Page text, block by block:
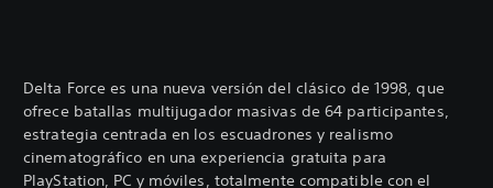
Delta Force es una nueva versión del clásico de 1998, que
ofrece batallas multijugador masivas de 64 participantes,
estrategia centrada en los escuadrones y realismo
cinematográfico en una experiencia gratuita para
PlayStation, PC y móviles, totalmente compatible con el